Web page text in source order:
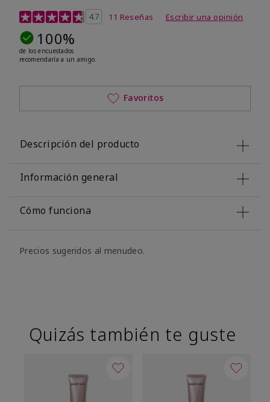
Calificación de clientes de 5 de 5
4.7 11 Reseñas Escribir una opinión
100%
de los encuestados
recomendaría a un amigo.
Favoritos
Descripción del producto
Información general
Cómo funciona
Precios sugeridos al menudeo.
Quizás también te guste